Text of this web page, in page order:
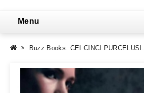
Menu
Buzz Books. CEI CINCI PURCELUSI.